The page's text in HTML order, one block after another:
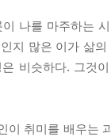
토너가 무사히 목
손을 위해 쓰였
이 나를 마주하는
지 많은 이가 삶
비슷하다. 그것
이 취미를 배우는